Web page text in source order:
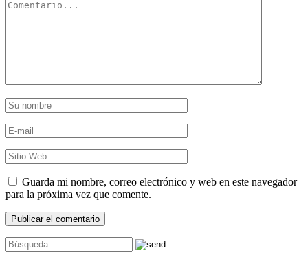
Guarda mi nombre, correo electrónico y web en este navegador
para la próxima vez que comente.